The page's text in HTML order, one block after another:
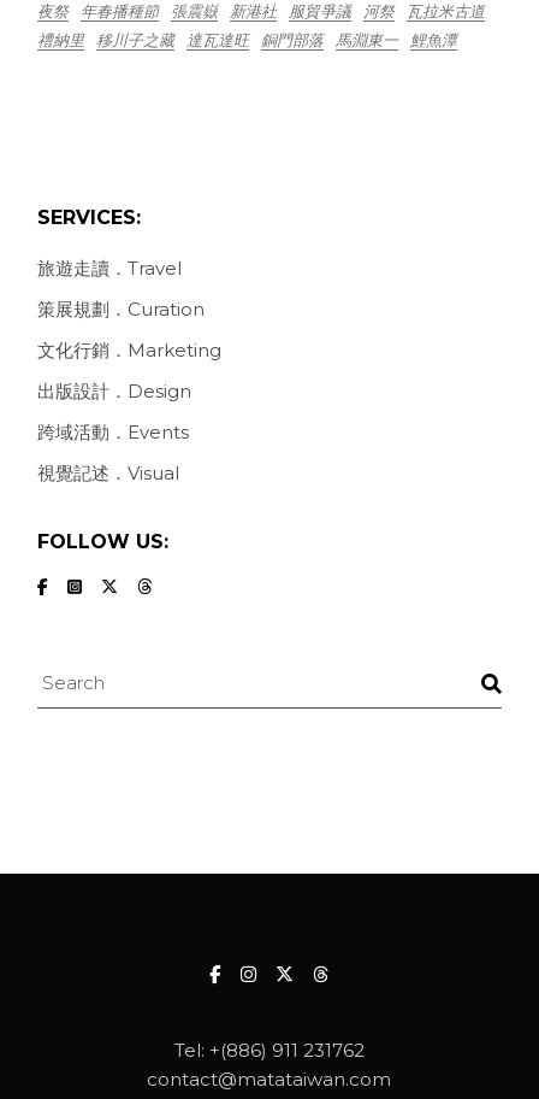
夜祭
年春播種節 張震嶽 新港社 服貿爭議 河祭
瓦拉米古道
禮納里
移川子之藏 達瓦達旺 銅門部落 馬淵東一 鯉魚潭
SERVICES:
旅遊走讀．Travel
策展規劃．Curation
文化行銷．Marketing
出版設計．Design
跨域活動．Events
視覺記述．Visual
FOLLOW US:
Search
Tel: +(886) 911 231762
contact@matataiwan.com